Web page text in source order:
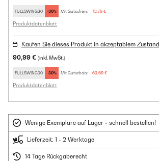
FULLSWING30 -30% Mit Gutschein: 72,79 €
Produktdatenblatt
Kaufen Sie dieses Produkt in akzeptablem Zustand
90,99 € (inkl. MwSt.)
FULLSWING30 -30% Mit Gutschein: 63,69 €
Produktdatenblatt
Wenige Exemplare auf Lager - schnell bestellen!
Lieferzeit: 1 - 2 Werktage
14 Tage Rückgaberecht